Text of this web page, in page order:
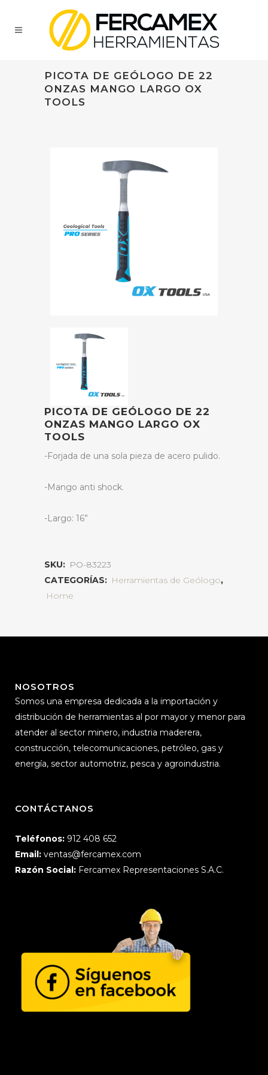
PICOTA DE GEÓLOGO DE 22
ONZAS MANGO LARGO OX
TOOLS
PICOTA DE GEÓLOGO DE 22
ONZAS MANGO LARGO OX
TOOLS
-Forjada de una sola pieza de acero pulido.
-Mango anti shock.
-Largo: 16”
SKU: PO-83223
CATEGORÍAS: Herramientas de Geólogo,
Home
NOSOTROS
Somos una empresa dedicada a la importación y
distribución de herramientas al por mayor y menor para
atender al sector minero, industria maderera,
construcción, telecomunicaciones, petróleo, gas y
energía, sector automotriz, pesca y agroindustria.
CONTÁCTANOS
Teléfonos: 912 408 652
Email: ventas@fercamex.com
Razón Social: Fercamex Representaciones S.A.C.